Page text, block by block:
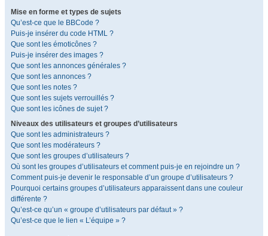
Mise en forme et types de sujets
Qu’est-ce que le BBCode ?
Puis-je insérer du code HTML ?
Que sont les émoticônes ?
Puis-je insérer des images ?
Que sont les annonces générales ?
Que sont les annonces ?
Que sont les notes ?
Que sont les sujets verrouillés ?
Que sont les icônes de sujet ?
Niveaux des utilisateurs et groupes d’utilisateurs
Que sont les administrateurs ?
Que sont les modérateurs ?
Que sont les groupes d’utilisateurs ?
Où sont les groupes d’utilisateurs et comment puis-je en rejoindre un ?
Comment puis-je devenir le responsable d’un groupe d’utilisateurs ?
Pourquoi certains groupes d’utilisateurs apparaissent dans une couleur
différente ?
Qu’est-ce qu’un « groupe d’utilisateurs par défaut » ?
Qu’est-ce que le lien « L’équipe » ?